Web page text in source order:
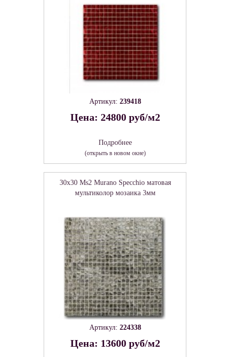
Артикул: 239418
Цена: 24800 руб/м2
Подробнее
(открыть в новом окне)
30x30 Ms2 Murano Specchio матовая
мультиколор мозаика 3мм
Артикул: 224338
Цена: 13600 руб/м2